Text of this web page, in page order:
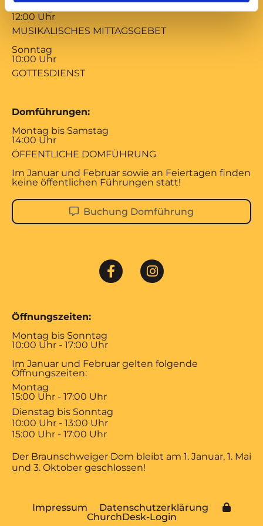
12:00 Uhr
MUSIKALISCHES MITTAGSGEBET
Sonntag
10:00 Uhr
GOTTESDIENST
Domführungen:
Montag bis Samstag
14:00 Uhr
ÖFFENTLICHE DOMFÜHRUNG
Im Januar und Februar sowie an Feiertagen finden
keine öffentlichen Führungen statt!
Buchung Domführung
Öffnungszeiten:
Montag bis Sonntag
10:00 Uhr - 17:00 Uhr
Im Januar und Februar gelten folgende
Öffnungszeiten:
Montag
15:00 Uhr - 17:00 Uhr
Dienstag bis Sonntag
10:00 Uhr - 13:00 Uhr
15:00 Uhr - 17:00 Uhr
Der Braunschweiger Dom bleibt am 1. Januar, 1. Mai
und 3. Oktober geschlossen!
Impressum
Datenschutzerklärung
ChurchDesk-Login